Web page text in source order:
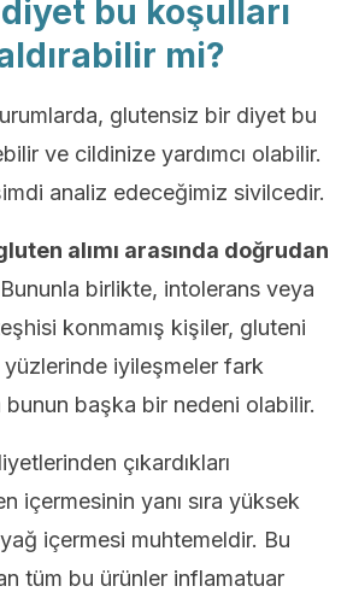
bu koşulları
mi?
glutensiz bir diyet bu
ve cildinize yardımcı olabilir.
analiz edeceğimiz sivilcedir.
alımı arasında doğrudan
Bununla birlikte, intolerans veya
konmamış kişiler, gluteni
yüzlerinde iyileşmeler fark
bunun başka bir nedeni olabilir.
çıkardıkları
içermesinin yanı sıra yüksek
içermesi muhtemeldir. Bu
tüm bu ürünler inflamatuar